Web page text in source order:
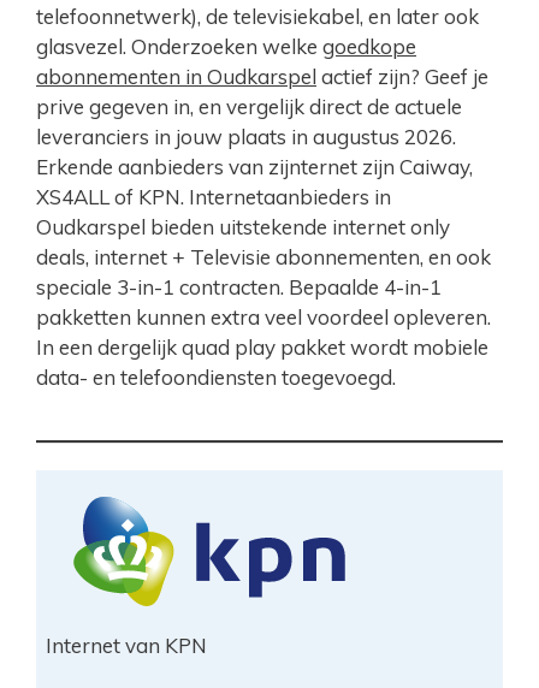
telefoonnetwerk), de televisiekabel, en later ook
glasvezel. Onderzoeken welke goedkope
abonnementen in Oudkarspel actief zijn? Geef je
prive gegeven in, en vergelijk direct de actuele
leveranciers in jouw plaats in augustus 2026.
Erkende aanbieders van zijnternet zijn Caiway,
XS4ALL of KPN. Internetaanbieders in
Oudkarspel bieden uitstekende internet only
deals, internet + Televisie abonnementen, en ook
speciale 3-in-1 contracten. Bepaalde 4-in-1
pakketten kunnen extra veel voordeel opleveren.
In een dergelijk quad play pakket wordt mobiele
data- en telefoondiensten toegevoegd.
Internet van KPN